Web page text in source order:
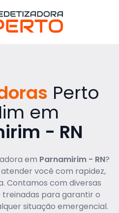
Perto
em
- RN
em Parnamirim - RN?
você com rapidez,
Contamos com diversas
para garantir o
situação emergencial.